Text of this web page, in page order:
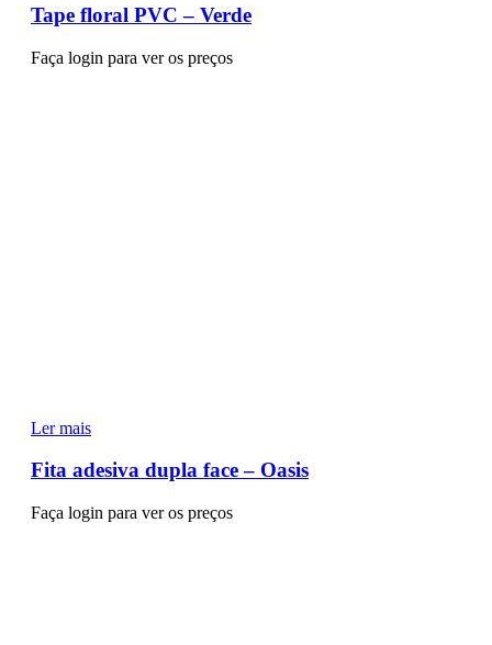
Tape floral PVC – Verde
Faça login para ver os preços
Ler mais
Fita adesiva dupla face – Oasis
Faça login para ver os preços